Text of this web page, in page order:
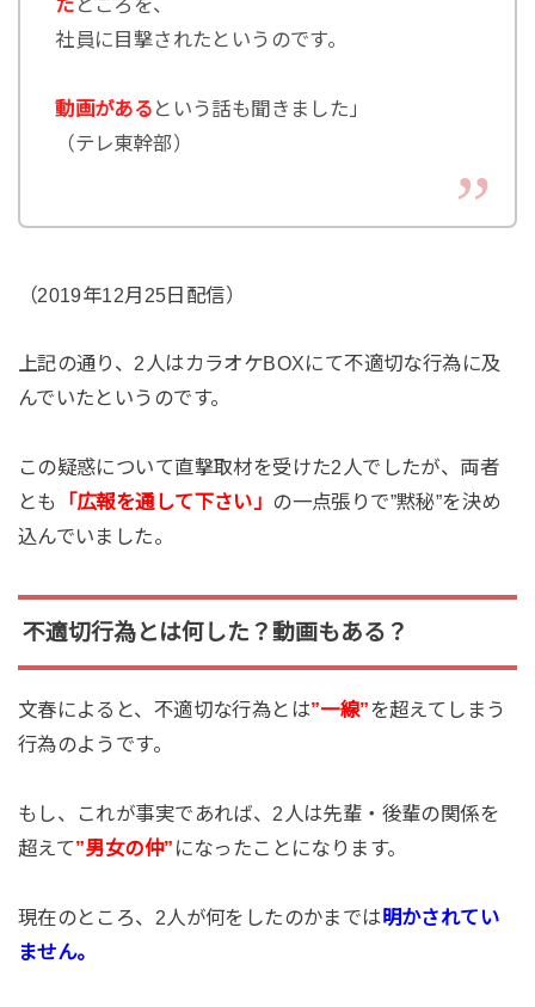
た ところを、
社員に目撃されたというのです。
動画がある という話も聞きました」
（テレ東幹部）
（2019年12月25日配信）
上記の通り、2人はカラオケBOXにて不適切な行為に及
んでいたというのです。
この疑惑について直撃取材を受けた2人でしたが、両者
とも
「広報を通して下さい」 の一点張りで”黙秘”を決め
込んでいました。
不適切行為とは何した？動画もある？
文春によると、不適切な行為とは”一線”を超えてしまう
行為のようです。
もし、これが事実であれば、2人は先輩・後輩の関係を
超えて”男女の仲” になったことになります。
現在のところ、2人が何をしたのかまでは 明かされてい
ません。